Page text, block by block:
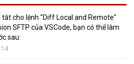
tắt cho lệnh "Diff Local and Remote"
SFTP của VSCode, bạn có thể làm
sau: